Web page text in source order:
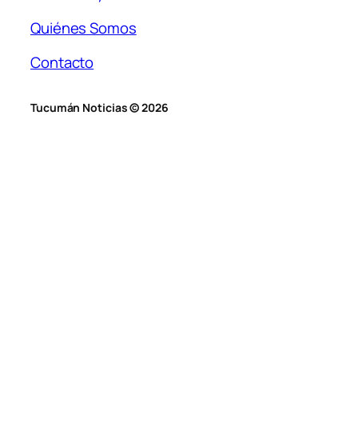
Quiénes Somos
Contacto
Tucumán Noticias © 2026